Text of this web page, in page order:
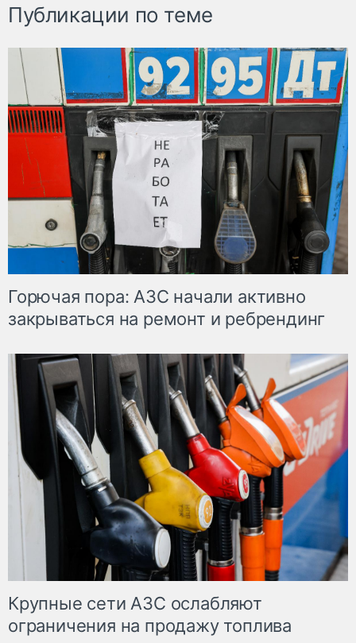
Публикации по теме
Горючая пора: АЗС начали активно
закрываться на ремонт и ребрендинг
Крупные сети АЗС ослабляют
ограничения на продажу топлива